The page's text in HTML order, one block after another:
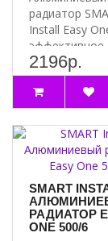
радиатор
Install Easy
эффективное
решение для
отопления
2196р.
SMART
РАДИАТОР
ONE 500/6